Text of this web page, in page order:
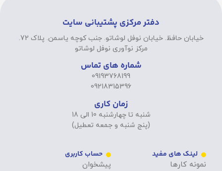
دفتر مرکزی پشتیبانی سایت
خیابان حافظ. خیابان نوفل لوشاتو. جنب کوچه یاسمن. پلاک 72.
مرکز نوآوری نوفل لوشاتو
شماره های تماس
09193768199
09218315396
زمان کاری
شنبه تا چهارشنبه 10 الی 18
(پنج شنبه و جمعه تعطیل)
لینک های مفید
نمونه کارها
حساب کاربری
پیشخوان